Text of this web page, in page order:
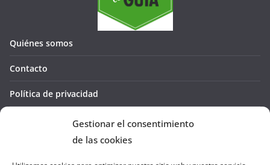
Gestionar el consentimiento
de las cookies
Quiénes somos
Contacto
Política de privacidad
Política de cookies (UE)